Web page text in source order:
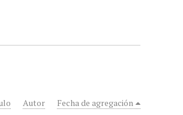
Autor Fecha de agregación